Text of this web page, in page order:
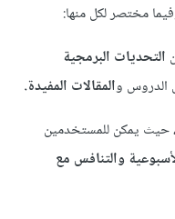
مختصر لكل منها:
التحديات البرمجية
والمقالات المفيدة.
حيث يمكن للمستخدمين
والتنافس مع